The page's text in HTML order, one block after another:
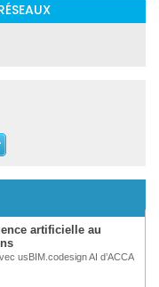
artificielle au
usBIM.codesign AI d’ACCA